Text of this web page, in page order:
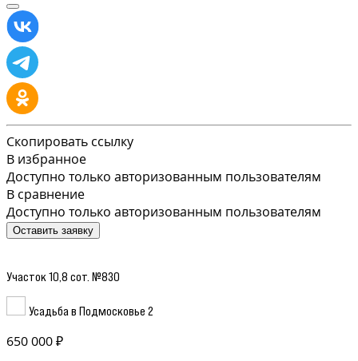
Скопировать ссылку
В избранное
Доступно только авторизованным пользователям
В сравнение
Доступно только авторизованным пользователям
Оставить заявку
Участок 10,8 сот. №830
Усадьба в Подмосковье 2
650 000 ₽